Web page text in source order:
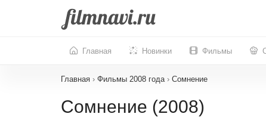
Главная Новинки Фильмы
Главная › Фильмы 2008 года › Сомнение
Сомнение (2008)